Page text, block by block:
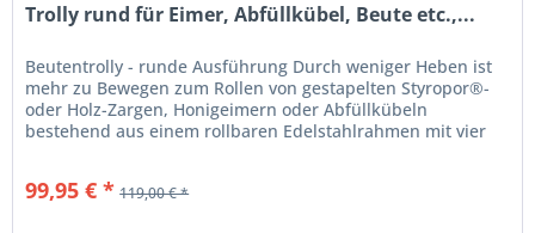
Trolly rund für Eimer, Abfüllkübel, Beute etc.,...
Beutentrolly - runde Ausführung Durch weniger Heben ist
mehr zu Bewegen zum Rollen von gestapelten Styropor®-
oder Holz-Zargen, Honigeimern oder Abfüllkübeln
bestehend aus einem rollbaren Edelstahlrahmen mit vier
99,95 € * 119,00 € *